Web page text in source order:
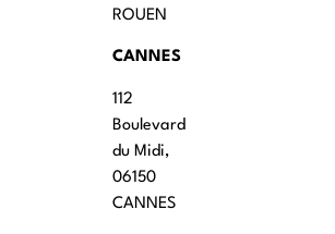
ROUEN
CANNES
112
Boulevard
du Midi,
06150
CANNES